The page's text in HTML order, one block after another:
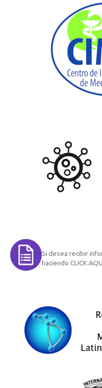
Si desea recibir
haciendo CLICK